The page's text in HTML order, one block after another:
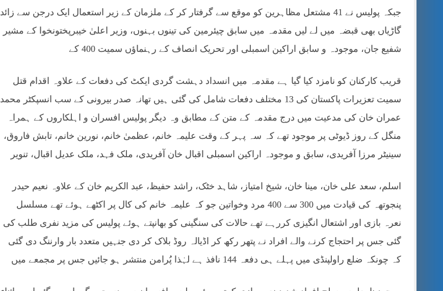
جبکہ پولیس نے 41 مشتعل مظاہرین کو موقع سے گرفتار کر کے ملزمان کے زیر استعمال ایک درجن سے زائد
گاڑیاں بھی قبضہ میں لے لیں مقدمہ میں سابق چیئرمین کی تینوں بہنوں، وزیر اعلیٰ خیبرپختونخوا کے مشیر
شفیع جان، موجودہ و سابق اراکین اسمبلی اور تحریک انصاف کے رہنماؤں سمیت 400 کے
قریب کارکنان کو نامزد کیا گیا ہے مقدمہ میں انسداد دہشت گردی ایکٹ کی دفعات کے علاوہ اقدام قتل
سمیت تعزیرات پاکستان کی 13 مختلف دفعات شامل کی گئی ہیں تھانہ صدر بیرونی کے سب انسپکٹر محمد
عمران خان کی مدعیت میں درج مقدمہ کے متن کے مطابق وہ دیگر پولیس افسران و اہلکاروں کے ہمراہ
منگل کے روز ڈیوٹی پر موجود تھے کہ سہ پہر کے وقت علیمہ خانم، عظمیٰ خانم، نورین خانم، تابش فاروق،
سینیٹر مرزا آفریدی، سابق و موجودہ اراکین اسمبلی اقبال خان آفریدی، ملک فہد، ملک عدیل اقبال، تنویر
اسلم، سعد علی خان، مینا خان، شیخ امتیاز، شاہد خٹک، راشد حفیظ، عبد الکریم خان کے علاوہ نعیم حیدر
پنجوتھہ کی قیادت میں 300 سے 400 مرد وخواتین جو کہ علیمہ خانم کی کال پر اکٹھے ہوئے تھے مسلسل
نعرہ بازی اور اشتعال انگیزی کررہے تھے حالات کی سنگینی کو بھانپتے ہوئے پولیس کی مزید نفری طلب کی
گئی جس پر احتجاج کرنے والے افراد نے پتھر رکھ کر اڈیالہ روڈ بلاک کر دی جنہیں متعدد بار وارننگ دی گئی
کہ چونکہ ضلع راولپنڈی میں پہلے ہی دفعہ 144 نافذ ہے لہٰذا پُرامن منتشر ہو جائیں جس پر مجمعے میں